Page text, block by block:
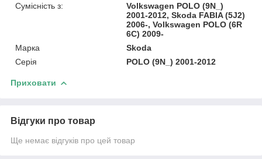
Сумісність з:
Volkswagen POLO (9N_)
2001-2012, Skoda FABIA (5J2)
2006-, Volkswagen POLO (6R
6C) 2009-
Марка
Skoda
Серія
POLO (9N_) 2001-2012
Приховати
Відгуки про товар
Ще немає відгуків про цей товар